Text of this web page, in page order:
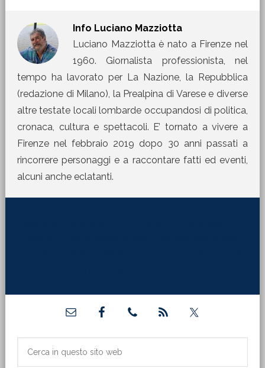
Info Luciano Mazziotta
Luciano Mazziotta è nato a Firenze nel
1960. Giornalista professionista, nel
tempo ha lavorato per La Nazione, la Repubblica
(redazione di Milano), la Prealpina di Varese e diverse
altre testate locali lombarde occupandosi di politica,
cronaca, cultura e spettacoli. E’ tornato a vivere a
Firenze nel febbraio 2019 dopo 30 anni passati a
rincorrere personaggi e a raccontare fatti ed eventi,
alcuni anche eclatanti.
primaria